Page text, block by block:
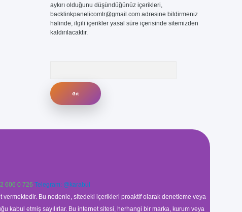
aykırı olduğunu düşündüğünüz içerikleri,
backlinkpanelicomtr@gmail.comadresine bildirmeniz
halinde, ilgili içerikler yasal süre içerisinde sitemizden
kaldırılacaktır.
606 0 726 Telegram: @karabul
vermektedir. Bu nedenle, sitedeki içerikleri proaktif olarak denetleme veya
kabul etmiş sayılırlar. Bu internet sitesi, herhangi bir marka, kurum veya